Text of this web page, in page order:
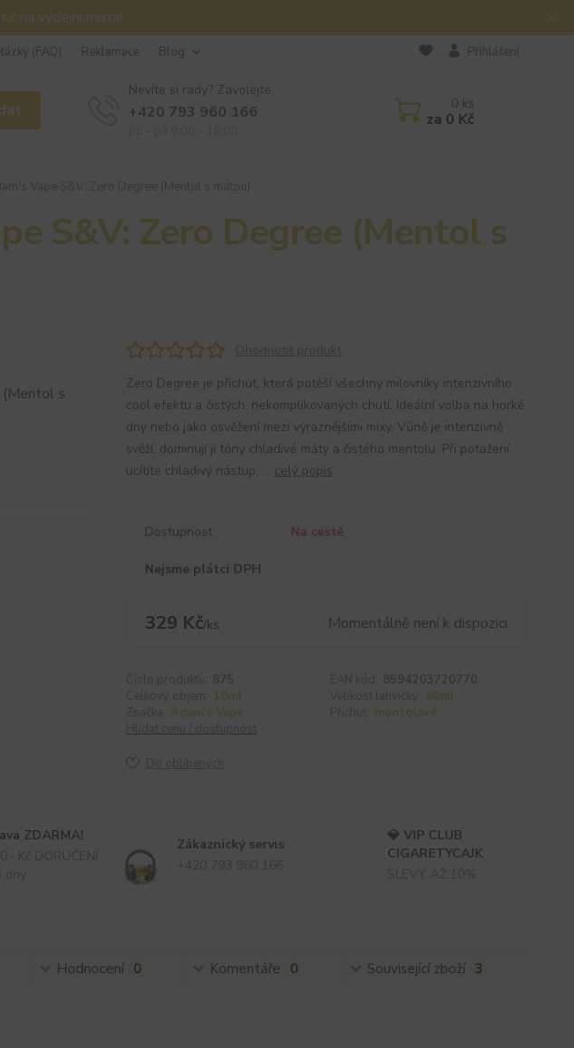
na výdejní místa!
(FAQ) Reklamace Blog Přihlášení
Nevíte si rady? Zavolejte.
+420 793 960 166 0 ks
za 0 Kč
S&V: Zero Degree (Mentol s
Zero Degree je příchuť, která potěší všechny milovníky intenzivního
cool efektu a čistých, nekomplikovaných chutí. Ideální volba na horké
dny nebo jako osvěžení mezi výraznějšími mixy. Vůně je intenzivně
svěží, dominují jí tóny chladivé máty a čistého mentolu. Při potažení
ucítíte chladivý nástup, ... celý popis
Dostupnost Na cestě
Nejsme plátci DPH
329 Kč/ks Momentálně není k dispozici
10ml
60ml
Adam's Vape
mentolové
ZDARMA!
Zákaznický servis
💎 VIP CLUB
CIGARETYCAJK
Hodnocení 0 Komentáře 0 Související zboží 3